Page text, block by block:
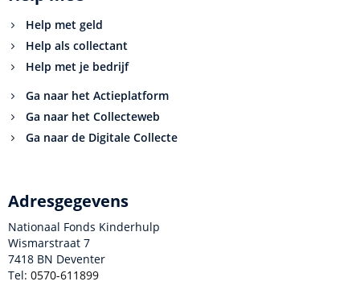
Help met geld
Help als collectant
Help met je bedrijf
Ga naar het Actieplatform
Ga naar het Collecteweb
Ga naar de Digitale Collecte
Adresgegevens
Nationaal Fonds Kinderhulp
Wismarstraat 7
7418 BN Deventer
Tel: 0570-611899